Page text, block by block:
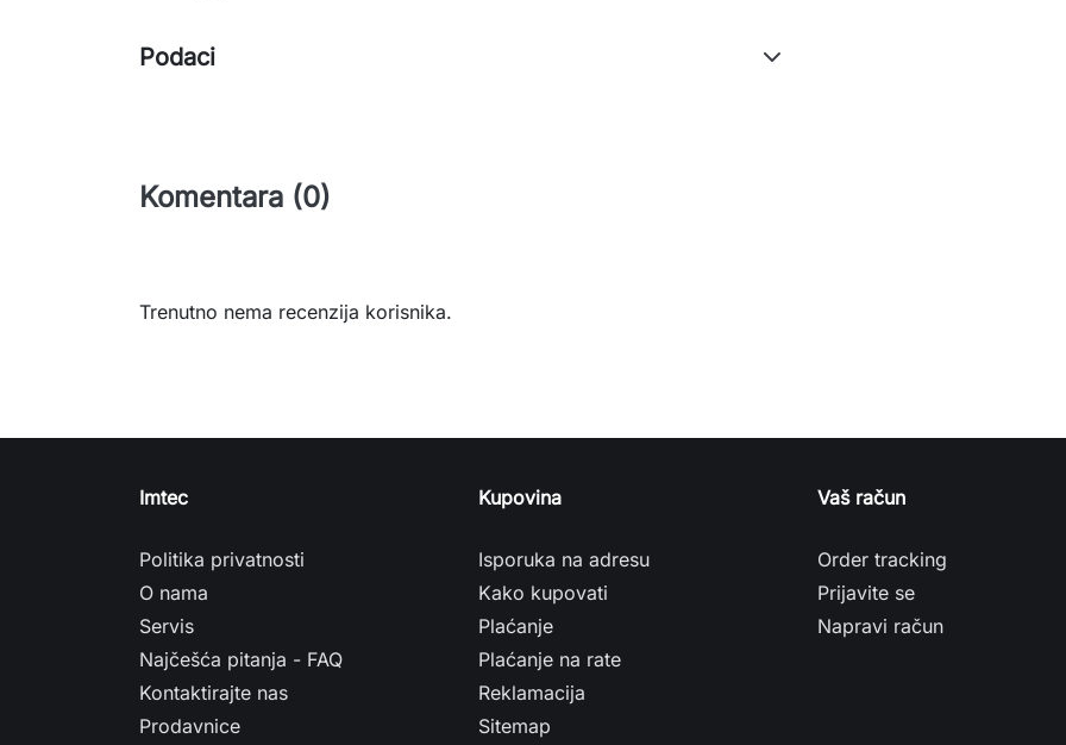
Podaci
Komentara (0)
Trenutno nema recenzija korisnika.
Imtec
Politika privatnosti
O nama
Servis
Najčešća pitanja - FAQ
Kontaktirajte nas
Prodavnice
Kupovina
Isporuka na adresu
Kako kupovati
Plaćanje
Plaćanje na rate
Reklamacija
Sitemap
Vaš račun
Order tracking
Prijavite se
Napravi račun